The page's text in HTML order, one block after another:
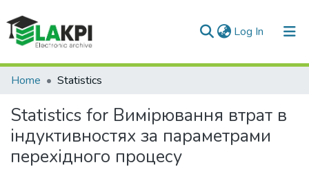
Log In (current)
Communities & Collections
All of DSpace
Home Statistics
Statistics for Вимірювання втрат в
індуктивностях за параметрами
перехідного процесу